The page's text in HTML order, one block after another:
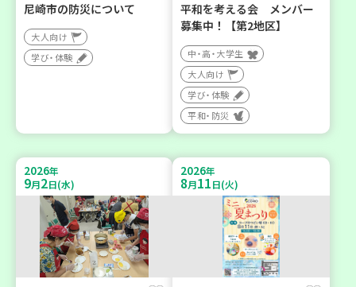
尼崎市の防災について
大人向け
学び・体験
平和を考える会 メンバー
募集中！【第2地区】
中・高・大学生
大人向け
学び・体験
平和・防災
2026年
9月2日(水)
2026年
8月11日(火)